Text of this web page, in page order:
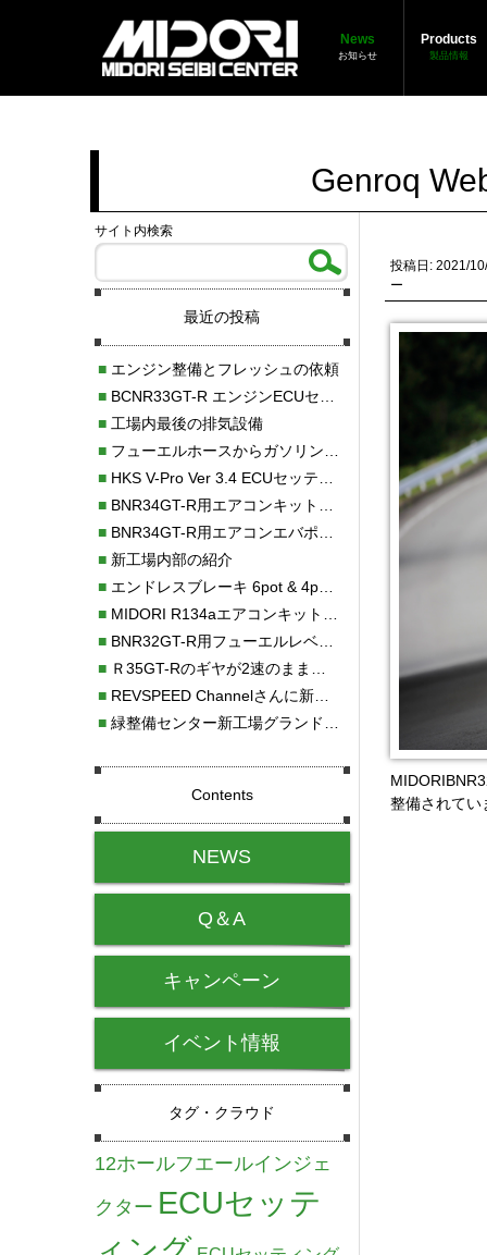
News
お知らせ
Products
製品情報
Genroq
投稿日: 2021/
ー
整備されてい
サイト内検索
最近の投稿
■エンジン整備とフレッシュの依頼
■BCNR33GT-R エンジンECUセッティング調整
■工場内最後の排気設備
■フューエルホースからガソリン漏れ
■HKS V-Pro Ver 3.4 ECUセッティング
■BNR34GT-R用エアコンキット新発売！！
■BNR34GT-R用エアコンエバポレーターを新発売！！
■新工場内部の紹介
■エンドレスブレーキ 6pot & 4potオーバーホール
■MIDORI R134aエアコンキットタイプⅡ取り付け
■BNR32GT-R用フューエルレベルセンサー新発売！！
■Ｒ35GT-Rのギヤが2速のまま変速しない！！
■REVSPEED Channelさんに新社屋を紹介していただきました!!
■緑整備センター新工場グランドオープン・続報
Contents
NEWS
Q＆A
キャンペーン
イベント情報
タグ・クラウド
12ホールフエールインジェ
クター ECUセッテ